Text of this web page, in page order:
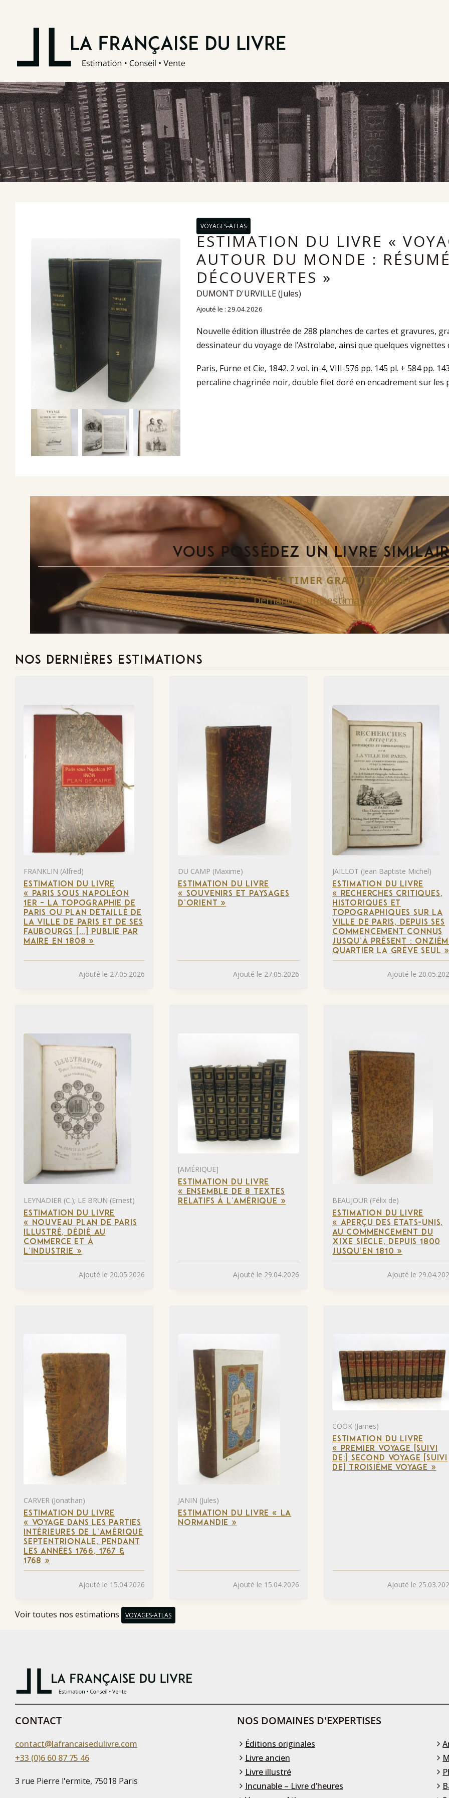
VOYAGES-ATLAS
ESTIMATION DU LIVRE «
AUTOUR DU MONDE :
DÉCOUVERTES »
DUMONT D'URVILLE (Jules)
Ajouté le : 29.04.2026
Nouvelle édition illustrée de 288 planches de cartes et gravures,
dessinateur du voyage de l’Astrolabe, ainsi que quelques vignettes
Paris, Furne et Cie, 1842. 2 vol. in-4, VIII-576 pp. 145 pl. + 584 pp.
percaline chagrinée noir, double filet doré en encadrement sur les
VOUS POSSÉDEZ UN LIVRE
FAITES-LE ESTIMER GRATUITEMENT
Demander une estimation
NOS DERNIÈRES ESTIMATIONS
FRANKLIN (Alfred)
ESTIMATION DU LIVRE
« PARIS SOUS NAPOLÉON
1ER – LA TOPOGRAPHIE DE
PARIS OU PLAN DÉTAILLÉ DE
LA VILLE DE PARIS ET DE SES
FAUBOURGS […] PUBLIÉ PAR
MAIRE EN 1808 »
Ajouté le 27.05.2026
DU CAMP (Maxime)
ESTIMATION DU LIVRE
« SOUVENIRS ET PAYSAGES
D’ORIENT »
Ajouté le 27.05.2026
JAILLOT (Jean Baptiste Michel)
ESTIMATION DU LIVRE
« RECHERCHES CRITIQUES,
HISTORIQUES ET
TOPOGRAPHIQUES SUR LA
VILLE DE PARIS, DEPUIS SES
COMMENCEMENT CONNUS
JUSQU’À PRÉSENT :
QUARTIER LA GRÈVE SEUL
Ajouté le
LEYNADIER (C.); LE BRUN (Ernest)
ESTIMATION DU LIVRE
« NOUVEAU PLAN DE PARIS
ILLUSTRÉ, DÉDIÉ AU
COMMERCE ET À
L’INDUSTRIE »
Ajouté le 20.05.2026
[AMÉRIQUE]
ESTIMATION DU LIVRE
« ENSEMBLE DE 8 TEXTES
RELATIFS À L’AMÉRIQUE »
Ajouté le 29.04.2026
BEAUJOUR (Félix de)
ESTIMATION DU LIVRE
« APERÇU DES ÉTATS-UNIS,
AU COMMENCEMENT DU
XIXE SIÈCLE, DEPUIS 1800
JUSQU’EN 1810 »
Ajouté le
CARVER (Jonathan)
ESTIMATION DU LIVRE
« VOYAGE DANS LES PARTIES
INTÉRIEURES DE L’AMÉRIQUE
SEPTENTRIONALE, PENDANT
LES ANNÉES 1766, 1767 &
1768 »
Ajouté le 15.04.2026
JANIN (Jules)
ESTIMATION DU LIVRE « LA
NORMANDIE »
Ajouté le 15.04.2026
COOK (James)
ESTIMATION DU LIVRE
« PREMIER VOYAGE [SUIVI
DE:] SECOND VOYAGE [SUIVI
DE] TROISIÈME VOYAGE »
Ajouté le
Voir toutes nos estimations VOYAGES-ATLAS
CONTACT
contact@lafrancaisedulivre.com
+33 (0)6 60 87 75 46
3 rue Pierre l'ermite, 75018 Paris
NOS DOMAINES D'EXPERTISES
Éditions originales
Livre ancien
Livre illustré
Incunable – Livre d’heures